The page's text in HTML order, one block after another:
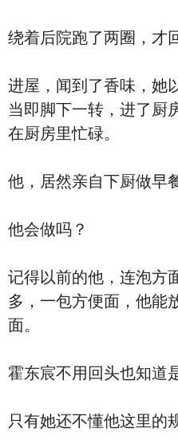
绕着后院跑了两圈，才
进屋，闻到了香味，她
当即脚下一转，进了厨
在厨房里忙碌。
他，居然亲自下厨做早
他会做吗？
记得以前的他，连泡方
多，一包方便面，他能
面。
霍东宸不用回头也知道
只有她还不懂他这里的